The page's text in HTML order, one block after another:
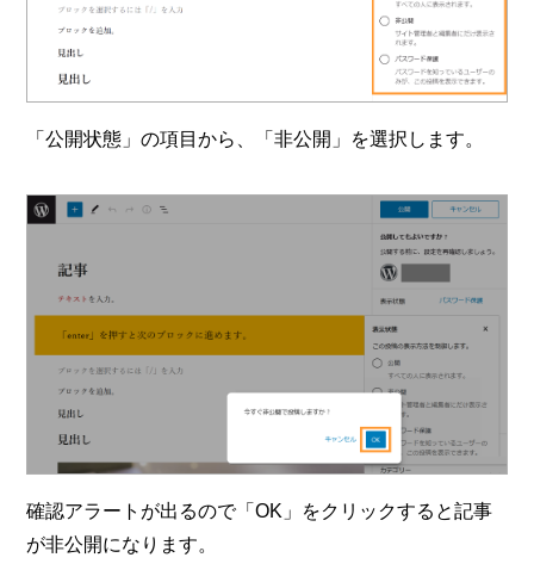
「公開状態」の項目から、「非公開」を選択します。
確認アラートが出るので「OK」をクリックすると記事
が非公開になります。